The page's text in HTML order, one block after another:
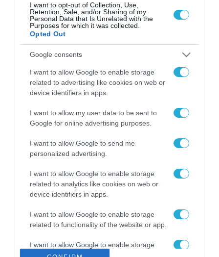
I want to opt-out of Collection, Use,
Retention, Sale, and/or Sharing of my
Personal Data that Is Unrelated with the
Purposes for which it was collected.
Opted Out
Google consents
I want to allow Google to enable storage
related to advertising like cookies on web or
device identifiers in apps.
I want to allow my user data to be sent to
Google for online advertising purposes.
I want to allow Google to send me
personalized advertising.
I want to allow Google to enable storage
related to analytics like cookies on web or
device identifiers in apps.
I want to allow Google to enable storage
related to functionality of the website or app.
I want to allow Google to enable storage
related to personalization.
ΡΟΗ ΕΙΔΗΣΕΩΝ
Το χρηματοδοτούμενο
από την ΕΕ έργο “The
Gaming Police”
ενισχύει την ασφάλεια
των παιδιών στο
διαδίκτυο
31.07.2026
ΑΑΔΕ: Διευκρινίσεις
για τα πρόστιμα σε
αφορούν τους ΦΗΜ
Σ. Καλαφάτης: «Η
Τεχνητή Νοημοσύνη
δεν είναι απλώς μια
μια νέα βιομηχανική
επανάσταση»
Νέος οδηγός του ΕΚΤ
των ελληνικών